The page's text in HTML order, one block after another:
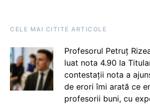
CELE MAI CITITE ARTICOLE
Profesorul Petruț
luat nota 4.90 la
contestații nota a
de erori îmi arată ce
profesorii buni, cu